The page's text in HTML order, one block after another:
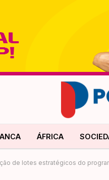
ÁFRICA
de lotes estratégicos do